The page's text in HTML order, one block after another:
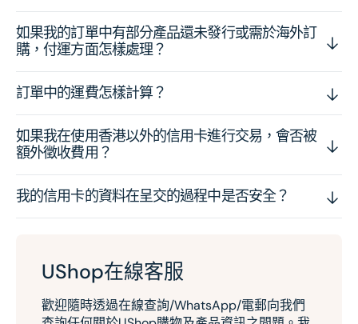
如果我的訂單中有部分產品還未發行或需於海外訂
購，付運方面怎樣處理？
訂單中的運費怎樣計算？
如果我在使用香港以外的信用卡進行交易，會否被
額外徵收費用？
我的信用卡的資料在呈交的過程中是否安全？
UShop在線客服
歡迎隨時透過在線查詢/WhatsApp/電郵向我們